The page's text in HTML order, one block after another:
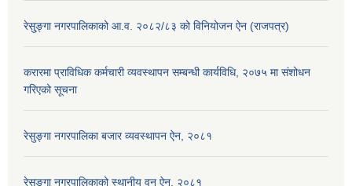
रेसु्ङ्गा नगरपालिकाको आ.व. २०८२/८३ को विनियोजन ऐन (राजपत्र)
करारमा प्राविधिक कर्मचारी व्यवस्थापन सम्बन्धी कार्यविधि, २०७५ मा संशोधन
गरिएको सूचना
रेसुङ्गा नगरपालिका बजार व्यवस्थापन ऐन, २०८१
रेसुङ्गा नगरपालिकाको स्थानीय वन ऐन, २०८१